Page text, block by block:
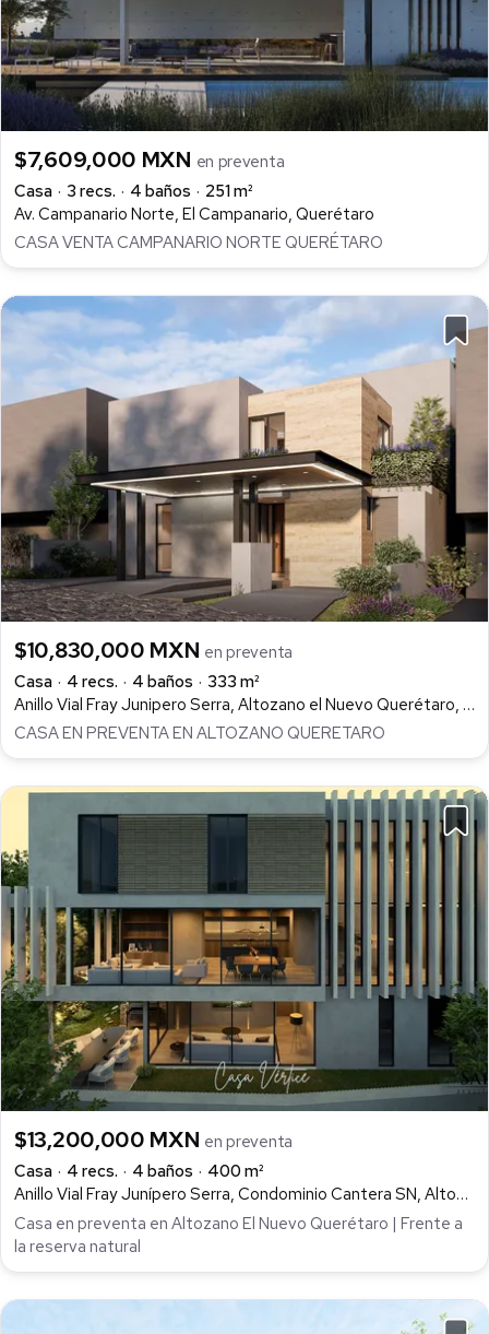
$7,609,000 MXN en preventa
Casa
3 recs. 4 baños
251 m²
Av. Campanario Norte, El Campanario, Querétaro
CASA VENTA CAMPANARIO NORTE QUERÉTARO
$10,830,000 MXN en preventa
Casa
4 recs. 4 baños
333 m²
Anillo Vial Fray Junipero Serra, Altozano el Nuevo Querétaro, Querétaro
CASA EN PREVENTA EN ALTOZANO QUERETARO
$13,200,000 MXN en preventa
Casa
4 recs. 4 baños
400 m²
Anillo Vial Fray Junípero Serra, Condominio Cantera SN, Altozano el Nuevo Querétaro, Querétaro
Casa en preventa en Altozano El Nuevo Querétaro | Frente a
la reserva natural